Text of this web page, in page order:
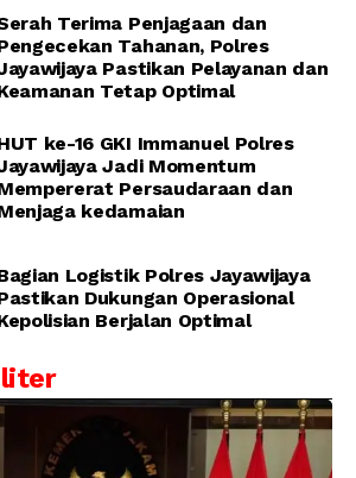
Terima Penjagaan dan
Tahanan, Polres
Pastikan Pelayanan dan
Tetap Optimal
ke-16 GKI Immanuel Polres
Jadi Momentum
Persaudaraan dan
kedamaian
Logistik Polres Jayawijaya
Dukungan Operasional
Berjalan Optimal